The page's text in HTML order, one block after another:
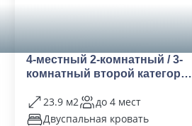
4-местный 2-комнатный / 3-
комнатный второй категории
23.9 м2
до 4 мест
Двуспальная кровать